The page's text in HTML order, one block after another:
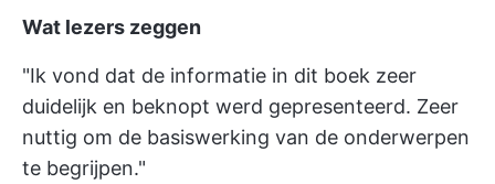
Wat lezers zeggen
"Ik vond dat de informatie in dit boek zeer
duidelijk en beknopt werd gepresenteerd. Zeer
nuttig om de basiswerking van de onderwerpen
te begrijpen."